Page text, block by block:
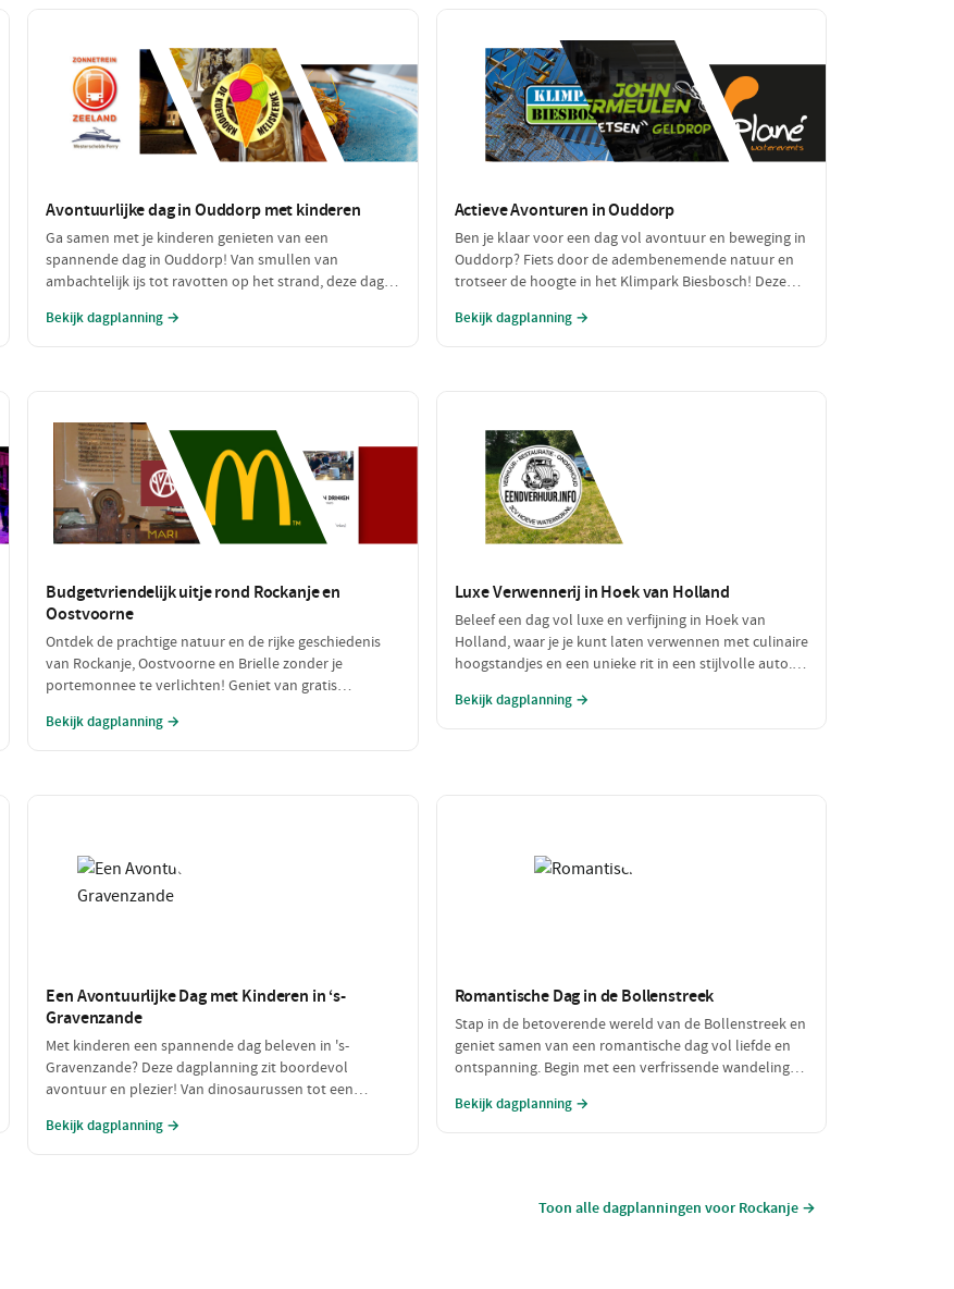
Avontuurlijke dag in Ouddorp met kinderen
Ga samen met je kinderen genieten van een
spannende dag in Ouddorp! Van smullen van
ambachtelijk ijs tot ravotten op het strand, deze dag
Maak mooie herinneringen aan het strand en de leuke
Bekijk dagplanning →
Actieve Avonturen in Ouddorp
Ben je klaar voor een dag vol avontuur en beweging in
Ouddorp? Fiets door de adembenemende natuur en
trotseer de hoogte in het Klimpark Biesbosch! Deze
voor iedereen.
Bekijk dagplanning →
Budgetvriendelijk uitje rond Rockanje en
Oostvoorne
Ontdek de prachtige natuur en de rijke geschiedenis
van Rockanje, Oostvoorne en Brielle zonder je
portemonnee te verlichten! Geniet van gratis
af met een betaalbare maaltijd. Perfect voor een leuke
Bekijk dagplanning →
Luxe Verwennerij in Hoek van Holland
Beleef een dag vol luxe en verfijning in Hoek van
Holland, waar je je kunt laten verwennen met culinaire
hoogstandjes en een unieke rit in een stijlvolle auto.
onderdompelt in de luxe van Restaurant Aquarius,
Bekijk dagplanning →
Een Avontuurlijke Dag met Kinderen in ‘s-
Gravenzande
Met kinderen een spannende dag beleven in 's-
Gravenzande? Deze dagplanning zit boordevol
avontuur en plezier! Van dinosaurussen tot een
Bekijk dagplanning →
Romantische Dag in de Bollenstreek
Stap in de betoverende wereld van de Bollenstreek en
geniet samen van een romantische dag vol liefde en
ontspanning. Begin met een verfrissende wandeling
intiem diner in een sfeervol restaurant. Laat de dag
Bekijk dagplanning →
Toon alle dagplanningen voor Rockanje →